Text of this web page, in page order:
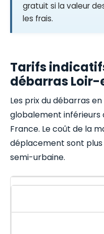
gratuit si la valeur
les frais.
Tarifs
débarras
Les prix du débarras
globalement inférieurs
France. Le coût de la
déplacement sont
semi-urbaine.